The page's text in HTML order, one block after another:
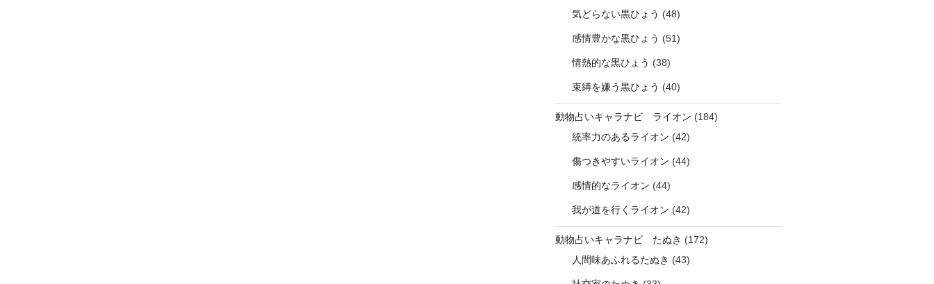
気どらない黒ひょう (48)
感情豊かな黒ひょう (51)
情熱的な黒ひょう (38)
束縛を嫌う黒ひょう (40)
動物占いキャラナビ ライオン (184)
統率力のあるライオン (42)
傷つきやすいライオン (44)
感情的なライオン (44)
我が道を行くライオン (42)
動物占いキャラナビ たぬき (172)
人間味あふれるたぬき (43)